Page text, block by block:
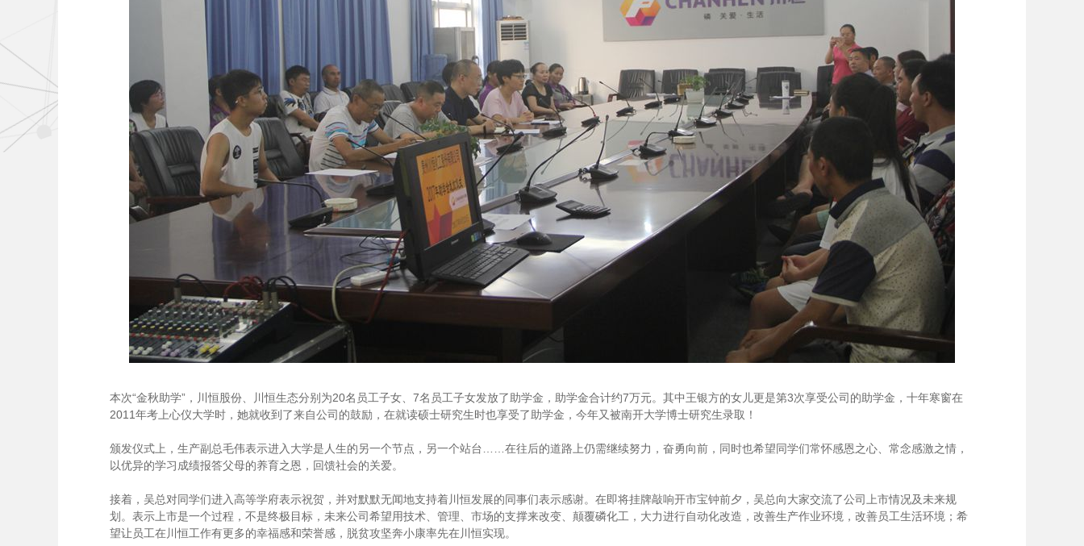
本次“金秋助学”，川恒股份、川恒生态分别为20名员工子女、7名员工子女发放了助学金，助学金合计约7万元。其中王银方的女儿更是第3次享受公司的助学金，十年寒窗在
2011年考上心仪大学时，她就收到了来自公司的鼓励，在就读硕士研究生时也享受了助学金，今年又被南开大学博士研究生录取！
颁发仪式上，生产副总毛伟表示进入大学是人生的另一个节点，另一个站台……在往后的道路上仍需继续努力，奋勇向前，同时也希望同学们常怀感恩之心、常念感激之情，
以优异的学习成绩报答父母的养育之恩，回馈社会的关爱。
接着，吴总对同学们进入高等学府表示祝贺，并对默默无闻地支持着川恒发展的同事们表示感谢。在即将挂牌敲响开市宝钟前夕，吴总向大家交流了公司上市情况及未来规
划。表示上市是一个过程，不是终极目标，未来公司希望用技术、管理、市场的支撑来改变、颠覆磷化工，大力进行自动化改造，改善生产作业环境，改善员工生活环境；希
望让员工在川恒工作有更多的幸福感和荣誉感，脱贫攻坚奔小康率先在川恒实现。